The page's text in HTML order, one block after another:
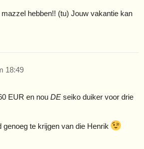
hebben!! (tu) Jouw vakantie kan
18:49
EUR en nou DE seiko duiker voor drie
genoeg te krijgen van die Henrik